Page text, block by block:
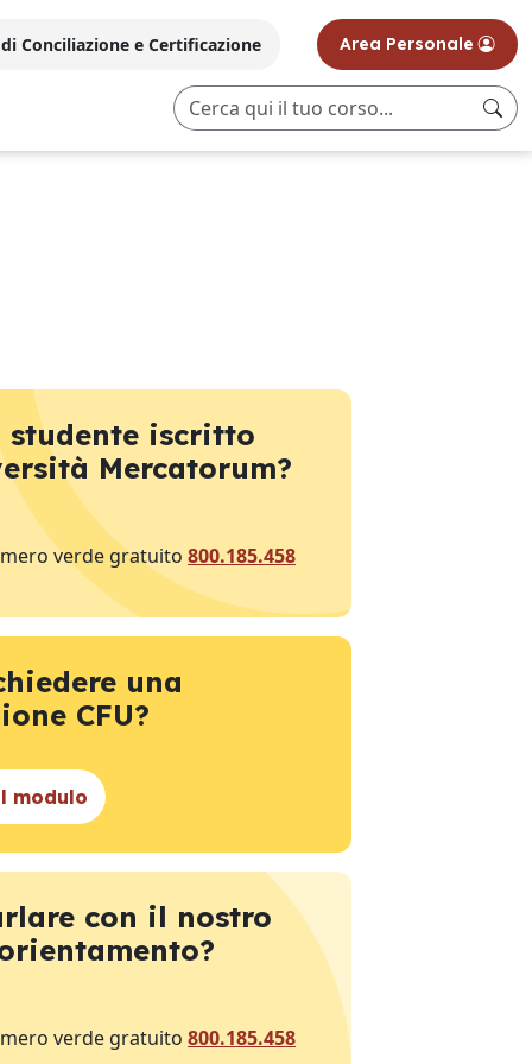
Conciliazione e Certificazione Area Personale
studente iscritto
Mercatorum?
verde gratuito 800.185.458
una
CFU?
modulo
con il nostro
verde gratuito 800.185.458